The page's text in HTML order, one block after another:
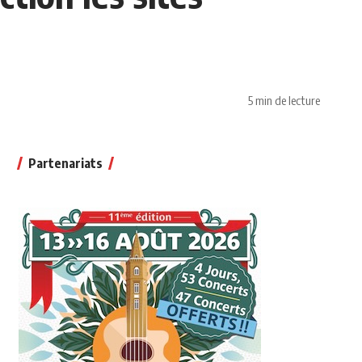
5 min de lecture
Partenariats